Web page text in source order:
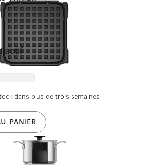
actif
dans plus de trois semaines
PANIER